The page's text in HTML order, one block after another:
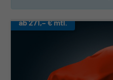
ab 271,– € mtl.